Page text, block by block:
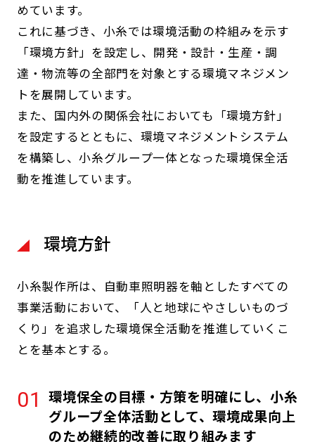
めています。
これに基づき、小糸では環境活動の枠組みを示す
「環境方針」を設定し、開発・設計・生産・調
達・物流等の全部門を対象とする環境マネジメン
トを展開しています。
また、国内外の関係会社においても「環境方針」
を設定するとともに、環境マネジメントシステム
を構築し、小糸グループ一体となった環境保全活
動を推進しています。
環境方針
小糸製作所は、自動車照明器を軸としたすべての
事業活動において、「人と地球にやさしいものづ
くり」を追求した環境保全活動を推進していくこ
とを基本とする。
環境保全の目標・方策を明確にし、小糸
グループ全体活動として、環境成果向上
のため継続的改善に取り組みます